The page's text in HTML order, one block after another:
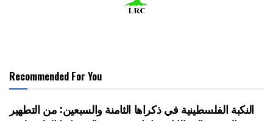
Recommended For You
النكبة الفلسطينية في ذكراها الثامنة والسبعين: من التطهير